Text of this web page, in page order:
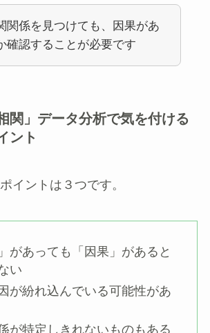
関係を見つけても、因果があ
確認することが必要です
関」データ分析で気を付ける
ント
イントは３つです。
があっても「因果」があると
い
が紛れ込んでいる可能性があ
が特定しきれないものもある